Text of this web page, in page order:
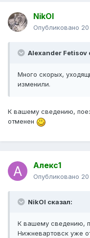
NikOl
Опубликовано
Alexander Fetisov
Много скорых,
изменили.
К вашему сведению,
отменен
Алекс1
Опубликовано
NikOl сказал:
К вашему сведению,
Нижневартовск уже